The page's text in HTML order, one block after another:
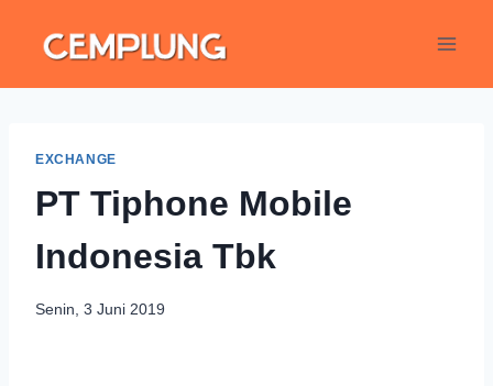
EXCHANGE
PT Tiphone Mobile
Indonesia Tbk
Senin, 3 Juni 2019